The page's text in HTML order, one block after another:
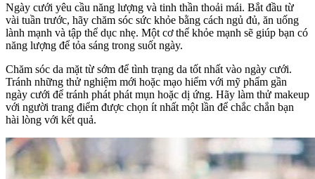
Ngày cưới yêu cầu năng lượng và tinh thần thoải mái. Bắt đầu từ
vài tuần trước, hãy chăm sóc sức khỏe bằng cách ngủ đủ, ăn uống
lành mạnh và tập thể dục nhẹ. Một cơ thể khỏe mạnh sẽ giúp bạn có
năng lượng để tỏa sáng trong suốt ngày.
Chăm sóc da mặt từ sớm để tình trạng da tốt nhất vào ngày cưới.
Tránh những thử nghiệm mới hoặc mạo hiểm với mỹ phẩm gần
ngày cưới để tránh phát phát mụn hoặc dị ứng. Hãy làm thử makeup
với người trang điểm được chọn ít nhất một lần để chắc chắn bạn
hài lòng với kết quả.